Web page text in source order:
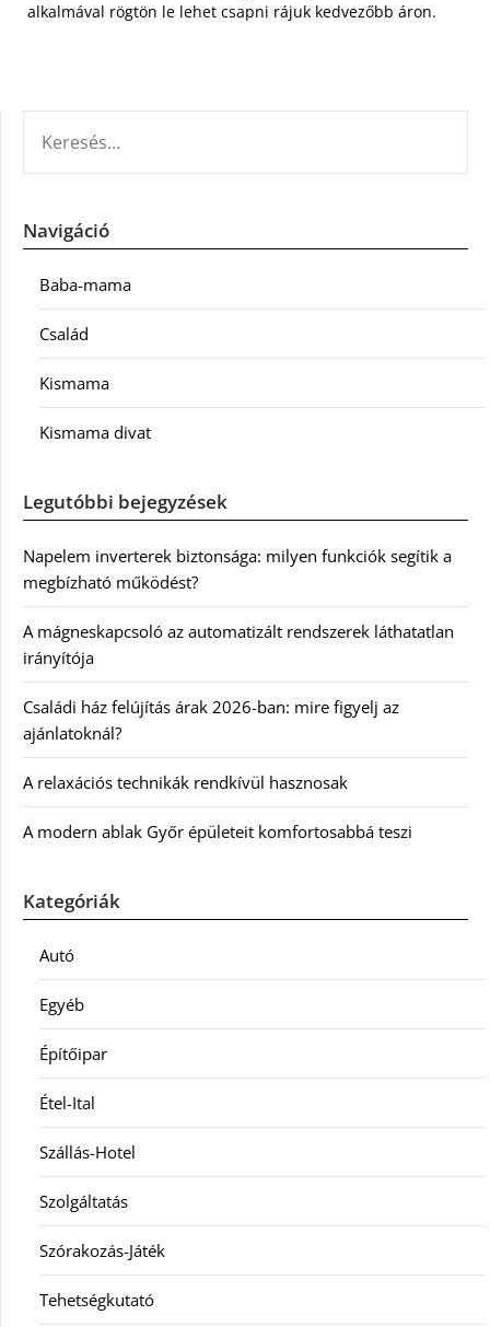
alkalmával rögtön le lehet csapni rájuk kedvezőbb áron.
Navigáció
Baba-mama
Család
Kismama
Kismama divat
Legutóbbi bejegyzések
Napelem inverterek biztonsága: milyen funkciók segítik a
megbízható működést?
A mágneskapcsoló az automatizált rendszerek láthatatlan
irányítója
Családi ház felújítás árak 2026-ban: mire figyelj az
ajánlatoknál?
A relaxációs technikák rendkívül hasznosak
A modern ablak Győr épületeit komfortosabbá teszi
Kategóriák
Autó
Egyéb
Építőipar
Étel-Ital
Szállás-Hotel
Szolgáltatás
Szórakozás-Játék
Tehetségkutató